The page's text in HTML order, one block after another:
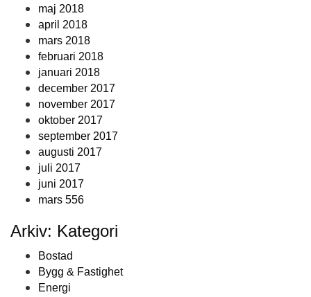
maj 2018
april 2018
mars 2018
februari 2018
januari 2018
december 2017
november 2017
oktober 2017
september 2017
augusti 2017
juli 2017
juni 2017
mars 556
Arkiv: Kategori
Bostad
Bygg & Fastighet
Energi